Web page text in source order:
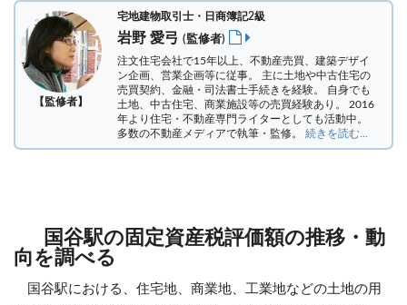
【監修者】
宅地建物取引士・日商簿記2級
岩野 愛弓 (監修者)
注文住宅会社で15年以上、不動産売買、建築デザイ
ン企画、営業企画等に従事。 主に土地や中古住宅の
売買契約、金融・司法書士手続きを経験。 自身でも
土地、中古住宅、商業施設等の売買経験あり。 2016
年より住宅・不動産専門ライターとしても活動中。
多数の不動産メディアで執筆・監修。 続きを読む...
国谷駅の固定資産税評価額の推移・動
向を調べる
国谷駅における、住宅地、商業地、工業地などの土地の用